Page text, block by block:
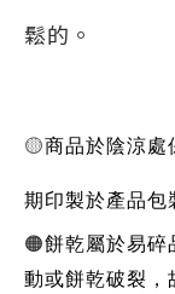
鬆的。
🟡商品於陰涼處
期印製於產品包
🟠餅乾屬於易碎
動或餅乾破裂，